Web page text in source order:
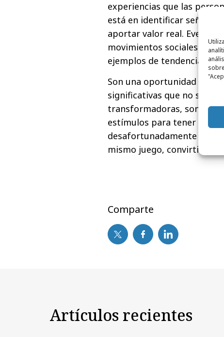
experiencias que las
está en identificar señales
aportar valor real. Eventos
movimientos sociales
ejemplos de tendencias
Son una oportunidad para
significativas que no solo
transformadoras, son
estímulos para tener
desafortunadamente hoy
mismo juego,
Comparte
Artículos recientes